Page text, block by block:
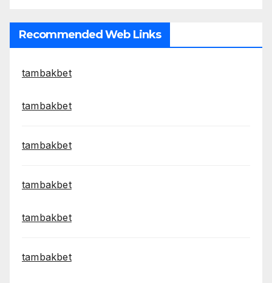
Recommended Web Links
tambakbet
tambakbet
tambakbet
tambakbet
tambakbet
tambakbet